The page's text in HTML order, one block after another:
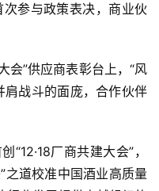
参与政策表决，商业伙
会”供应商表彰台上，“风
肩战斗的面庞，合作伙伴
厂商共建大会”，
之道校准中国酒业高质量